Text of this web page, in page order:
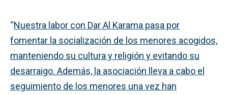
“Nuestra labor con Dar Al Karama pasa por
fomentar la socialización de los menores acogidos,
manteniendo su cultura y religión y evitando su
desarraigo. Además, la asociación lleva a cabo el
seguimiento de los menores una vez han